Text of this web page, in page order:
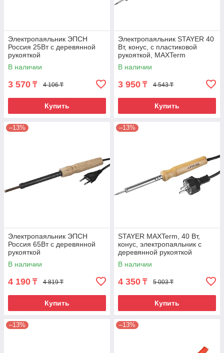
Электропаяльник ЭПСН
Россия 25Вт с деревянной
рукояткой
В наличии
3 570 ₸ 4 106 ₸
Купить
Электропаяльник STAYER 40
Вт, конус, с пластиковой
рукояткой, MAXTerm
В наличии
3 950 ₸ 4 543 ₸
Купить
–13%
Электропаяльник ЭПСН
Россия 65Вт с деревянной
рукояткой
В наличии
4 190 ₸ 4 819 ₸
Купить
–13%
STAYER MAXTerm, 40 Вт,
конус, электропаяльник с
деревянной рукояткой
(55310-40)
В наличии
4 350 ₸ 5 003 ₸
Купить
–13% –13%